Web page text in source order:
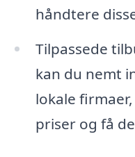
håndtere
Tilpassede
kan du nemt
lokale
priser og få